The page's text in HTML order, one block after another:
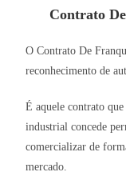
Contrato
O Contrato De
reconhecimento de
É aquele contrato
industrial concede
comercializar de
mercado.